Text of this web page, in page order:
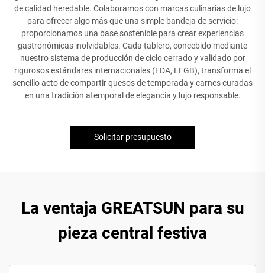
de calidad heredable. Colaboramos con marcas culinarias de lujo
para ofrecer algo más que una simple bandeja de servicio:
proporcionamos una base sostenible para crear experiencias
gastronómicas inolvidables. Cada tablero, concebido mediante
nuestro sistema de producción de ciclo cerrado y validado por
rigurosos estándares internacionales (FDA, LFGB), transforma el
sencillo acto de compartir quesos de temporada y carnes curadas
en una tradición atemporal de elegancia y lujo responsable.
Solicitar presupuesto
La ventaja GREATSUN para su
pieza central festiva